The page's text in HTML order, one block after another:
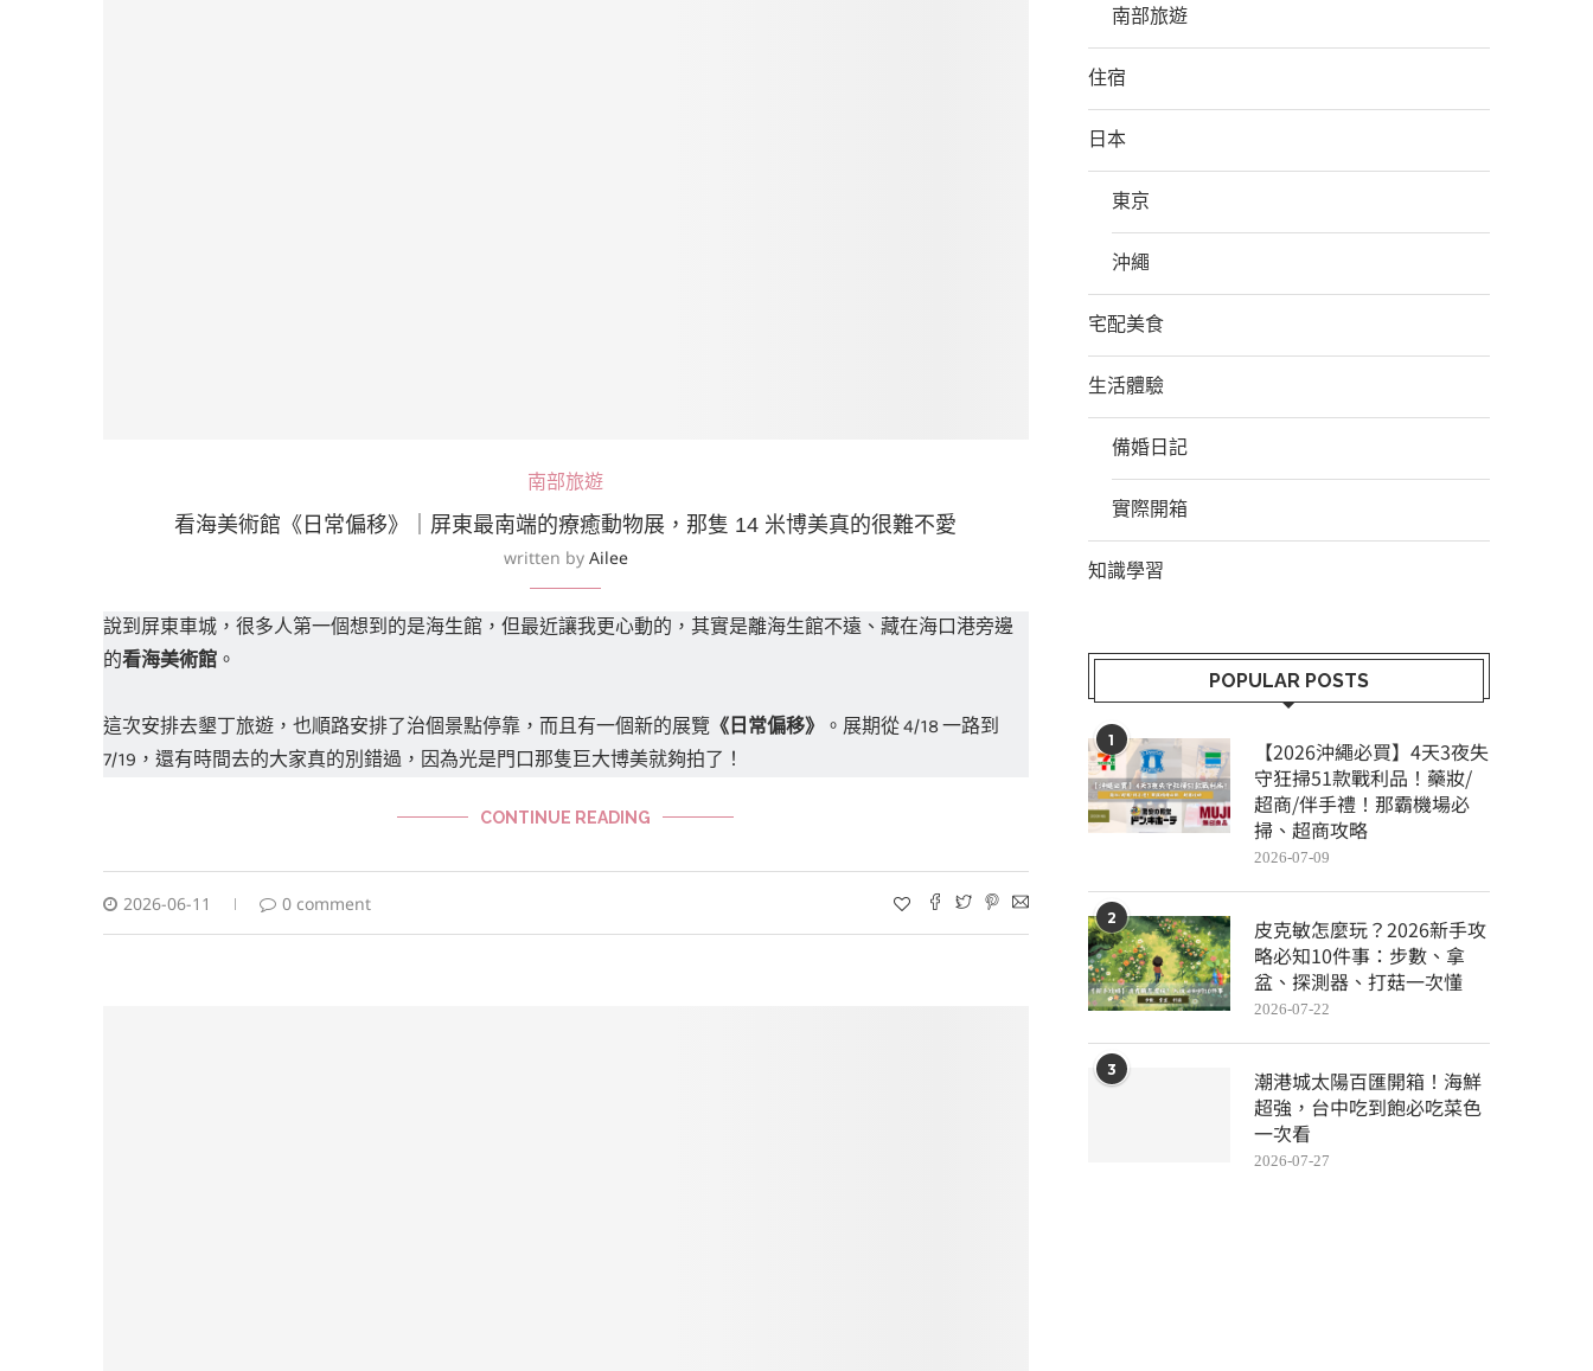
南部旅遊
看海美術館《日常偏移》｜屏東最南端的療癒動物展，那隻 14 米博美真的很難不愛
written by Ailee
說到屏東車城，很多人第一個想到的是海生館，但最近讓我更心動的，其實是離海生館不遠、藏在海口港旁邊
的看海美術館。
這次安排去墾丁旅遊，也順路安排了治個景點停靠，而且有一個新的展覽 《日常偏移》 。展期從 4/18 一路到
7/19，還有時間去的大家真的別錯過，因為光是門口那隻巨大博美就夠拍了！
CONTINUE READING
2026-06-11 0 comment
南部旅遊
住宿
日本
東京
沖繩
宅配美食
生活體驗
備婚日記
實際開箱
知識學習
POPULAR POSTS
1
【2026沖繩必買】4天3夜失
守狂掃51款戰利品！藥妝/
超商/伴手禮！那霸機場必
掃、超商攻略
2026-07-09
2
皮克敏怎麼玩？2026新手攻
略必知10件事：步數、拿
盆、探測器、打菇一次懂
2026-07-22
3
潮港城太陽百匯開箱！海鮮
超強，台中吃到飽必吃菜色
一次看
2026-07-27